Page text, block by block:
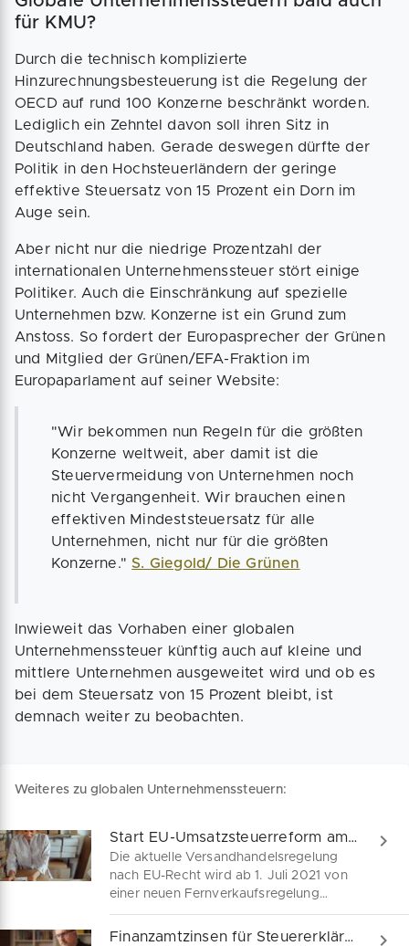
für KMU?
Durch die technisch komplizierte
Hinzurechnungsbesteuerung ist die Regelung der
OECD auf rund 100 Konzerne beschränkt worden.
Lediglich ein Zehntel davon soll ihren Sitz in
Deutschland haben. Gerade deswegen dürfte der
Politik in den Hochsteuerländern der geringe
effektive Steuersatz von 15 Prozent ein Dorn im
Auge sein.
Aber nicht nur die niedrige Prozentzahl der
internationalen Unternehmenssteuer stört einige
Politiker. Auch die Einschränkung auf spezielle
Unternehmen bzw. Konzerne ist ein Grund zum
Anstoss. So fordert der Europasprecher der Grünen
und Mitglied der Grünen/EFA-Fraktion im
Europaparlament auf seiner Website:
"Wir bekommen nun Regeln für die größten
Konzerne weltweit, aber damit ist die
Steuervermeidung von Unternehmen noch
nicht Vergangenheit. Wir brauchen einen
effektiven Mindeststeuersatz für alle
Unternehmen, nicht nur für die größten
Konzerne."S. Giegold/ Die Grünen
Inwieweit das Vorhaben einer globalen
Unternehmenssteuer künftig auch auf kleine und
mittlere Unternehmen ausgeweitet wird und ob es
bei dem Steuersatz von 15 Prozent bleibt, ist
demnach weiter zu beobachten.
Weiteres zu globalen Unternehmenssteuern:
Start EU-Umsatzsteuerreform am 1. Juli 2021
Die aktuelle Versandhandelsregelung
nach EU-Recht wird ab 1. Juli 2021 von
einer neuen Fernverkaufsregelung
abgelöst. Im Fokus dieser EU-
Umsatzsteuerreform stehen
Finanzamtzinsen für Steuererklärungen verfassungswidrig